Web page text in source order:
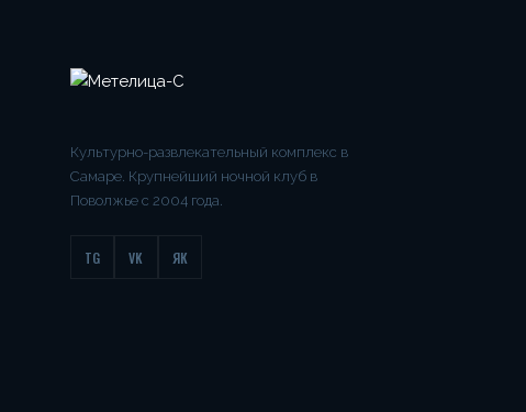
Культурно-развлекательный комплекс в
Самаре. Крупнейший ночной клуб в
Поволжье с 2004 года.
TG VK ЯК